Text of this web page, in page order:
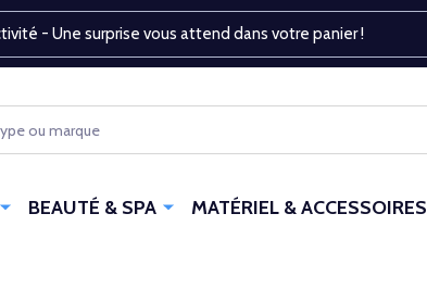
- Une surprise vous attend dans votre panier !
BEAUTÉ & SPA MATÉRIEL & ACCESSOIRES